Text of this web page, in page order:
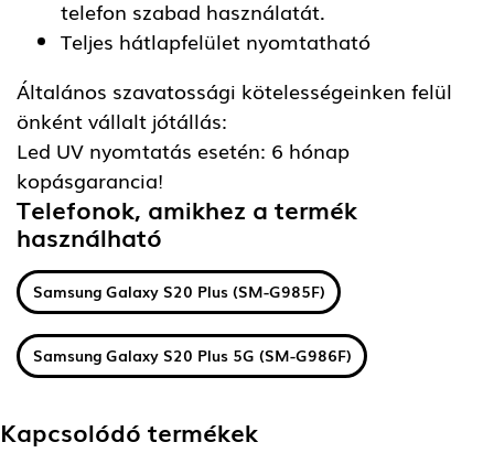
telefon szabad használatát.
Teljes hátlapfelület nyomtatható
Általános szavatossági kötelességeinken felül
önként vállalt jótállás:
Led UV nyomtatás esetén: 6 hónap
kopásgarancia!
Telefonok, amikhez a termék
használható
Samsung Galaxy S20 Plus (SM-G985F)
Samsung Galaxy S20 Plus 5G (SM-G986F)
Kapcsolódó termékek